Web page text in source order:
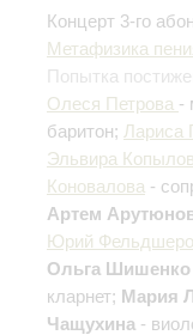
Концерт 3-го
Метафизика
Попытка
Олеся Петрова -
баритон; Лариса
Эльвира
Коновалова -
Артем
Юрий
Ольга Шишенко
кларнет; Мария
Чащухина -